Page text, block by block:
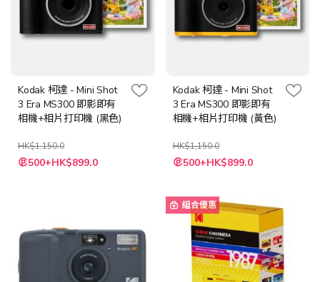
Kodak 柯達 - Mini Shot
3 Era MS300 即影即有
相機+相片打印機 (黑色)
HK$1,150.0
特
殊 500+HK$899.0
Kodak 柯達 - Mini Shot
3 Era MS300 即影即有
相機+相片打印機 (黃色)
HK$1,150.0
特
殊 500+HK$899.0
組合優惠